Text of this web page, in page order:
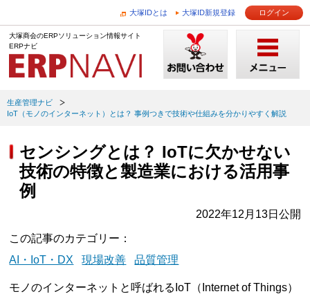
大塚IDとは 大塚ID新規登録 ログイン
大塚商会のERPソリューション情報サイト
ERPナビ
生産管理ナビ
IoT（モノのインターネット）とは？ 事例つきで技術や仕組みを分かりやすく解説
センシングとは？ IoTに欠かせない
技術の特徴と製造業における活用事
例
2022年12月13日公開
この記事のカテゴリー
AI・IoT・DX
現場改善 品質管理
モノのインターネットと呼ばれるIoT（Internet of Things）